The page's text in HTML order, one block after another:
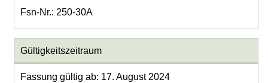
Fsn-Nr.: 250-30A
Gültigkeitszeitraum
Fassung gültig ab: 17. August 2024